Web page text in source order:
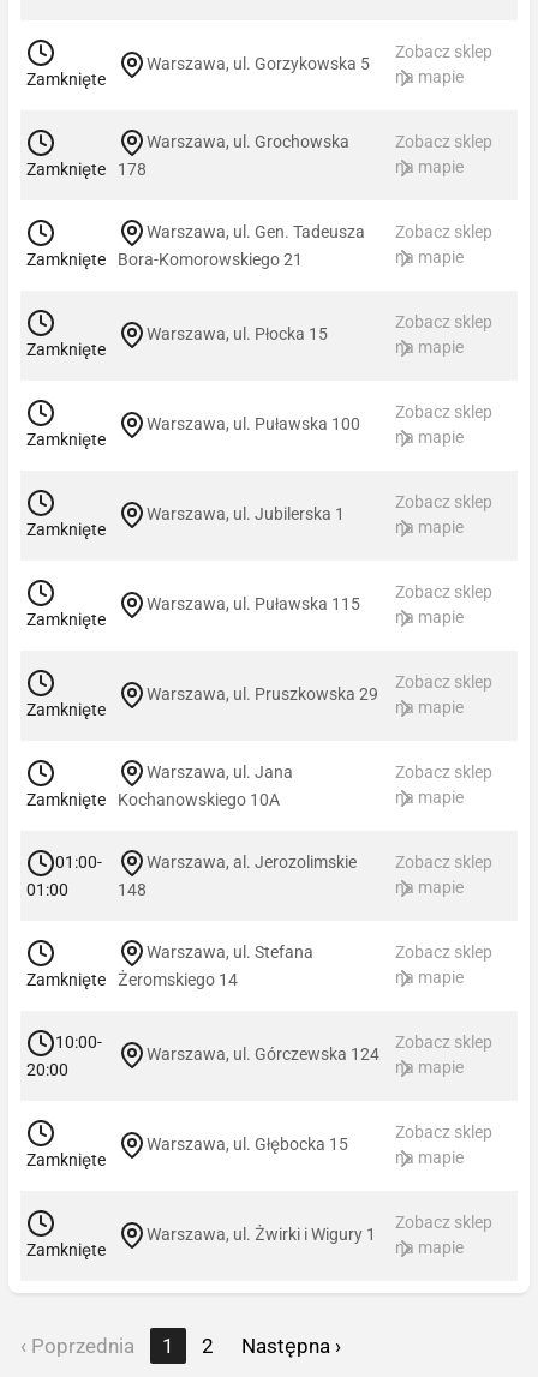
Zamknięte
Warszawa, ul. Gorzykowska 5
Zobacz sklep
na mapie
Zamknięte
Warszawa, ul. Grochowska
178
Zobacz sklep
na mapie
Zamknięte
Warszawa, ul. Gen. Tadeusza
Bora-Komorowskiego 21
Zobacz sklep
na mapie
Zamknięte
Warszawa, ul. Płocka 15
Zobacz sklep
na mapie
Zamknięte
Warszawa, ul. Puławska 100
Zobacz sklep
na mapie
Zamknięte
Warszawa, ul. Jubilerska 1
Zobacz sklep
na mapie
Zamknięte
Warszawa, ul. Puławska 115
Zobacz sklep
na mapie
Zamknięte
Warszawa, ul. Pruszkowska 29
Zobacz sklep
na mapie
Zamknięte
Warszawa, ul. Jana
Kochanowskiego 10A
Zobacz sklep
na mapie
01:00-
01:00
Warszawa, al. Jerozolimskie
148
Zobacz sklep
na mapie
Zamknięte
Warszawa, ul. Stefana
Żeromskiego 14
Zobacz sklep
na mapie
10:00-
20:00
Warszawa, ul. Górczewska 124
Zobacz sklep
na mapie
Zamknięte
Warszawa, ul. Głębocka 15
Zobacz sklep
na mapie
Zamknięte
Warszawa, ul. Żwirki i Wigury 1
Zobacz sklep
na mapie
‹ Poprzednia 1 2 Następna ›